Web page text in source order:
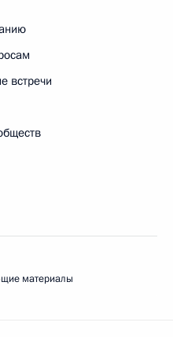
встречи
материалы